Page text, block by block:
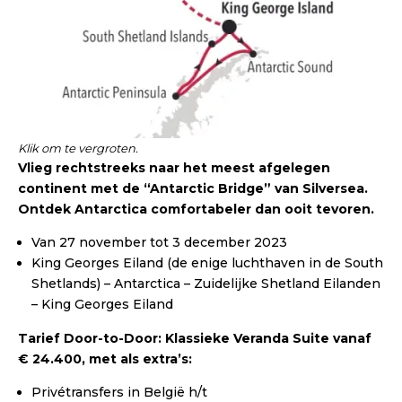
Klik om te vergroten.
Vlieg rechtstreeks naar het meest afgelegen
continent met de “Antarctic Bridge” van Silversea.
Ontdek Antarctica comfortabeler dan ooit tevoren.
Van 27 november tot 3 december 2023
King Georges Eiland (de enige luchthaven in de South
Shetlands) – Antarctica – Zuidelijke Shetland Eilanden
– King Georges Eiland
Tarief Door-to-Door: Klassieke Veranda Suite vanaf
€ 24.400, met als extra’s:
Privétransfers in België h/t